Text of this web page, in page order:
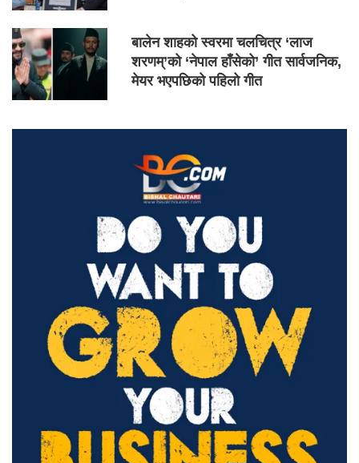
बालेन शाहको स्वरमा चलचित्र ‘लाज
शरणम्’को ‘नेपाल हाँसेको’ गीत सार्वजनिक,
मेयर भएपछिको पहिलो गीत